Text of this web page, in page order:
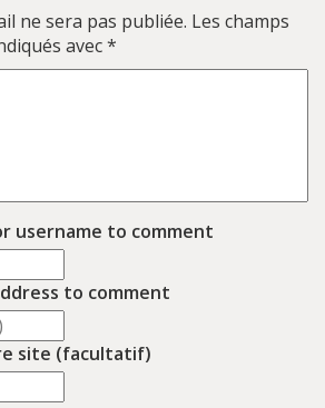
ne sera pas publiée. Les champs
avec*
username to comment
to comment
site (facultatif)